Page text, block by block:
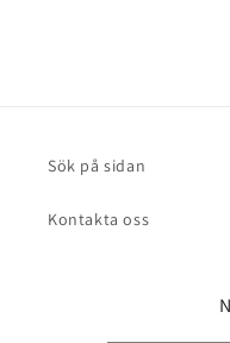
Sök på sidan
Kontakta oss